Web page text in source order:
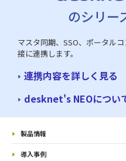
のシリー
マスタ同期、SSO、ポータル
接に連携します。
連携内容を詳しく見る
desknet's NEOについ
製品情報
導入事例